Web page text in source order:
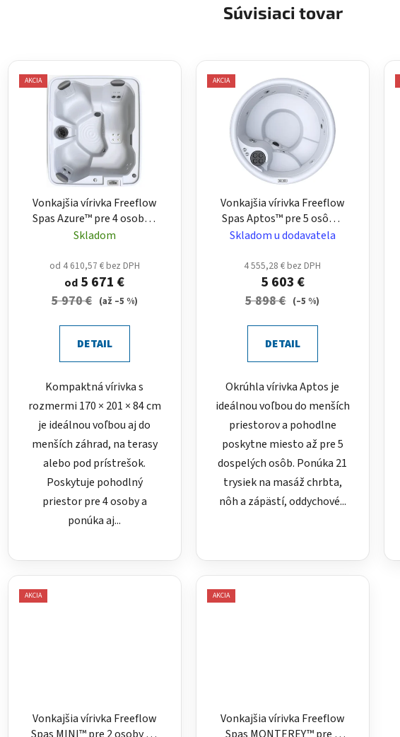
Súvisiaci tovar
AKCIA
Vonkajšia vírivka Freeflow
Spas Azure™ pre 4 osoby s
ležadlom – Plug & Play
Skladom
od 4 610,57 € bez DPH
od 5 671 €
5 970 € (až –5 %)
DETAIL
Kompaktná vírivka s
rozmermi 170 × 201 × 84 cm
je ideálnou voľbou aj do
menších záhrad, na terasy
alebo pod prístrešok.
Poskytuje pohodlný
priestor pre 4 osoby a
ponúka aj...
AKCIA
Vonkajšia vírivka Freeflow
Spas Aptos™ pre 5 osôb –
Plug & Play
Skladom u dodavatela
4 555,28 € bez DPH
5 603 €
5 898 € (–5 %)
DETAIL
Okrúhla vírivka Aptos je
ideálnou voľbou do menších
priestorov a pohodlne
poskytne miesto až pre 5
dospelých osôb. Ponúka 21
trysiek na masáž chrbta,
nôh a zápästí, oddychové...
AKCIA
Vonkajšia vírivka Freeflow
AKCIA
Vonkajšia vírivka Freeflow